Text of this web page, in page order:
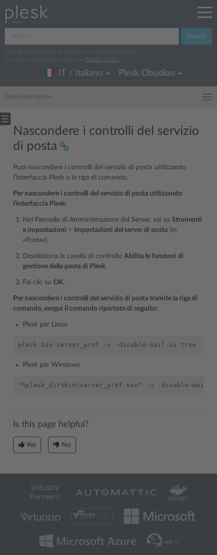
Search
We log search terms to improve our documentation.
For more information, read our
Privacy Policy
IT / Italiano Plesk Obsidian
Documentation
Nascondere i controlli del servizio
di posta
Puoi nascondere i controlli del servizio di posta utilizzando
l’interfaccia Plesk o la riga di comando.
Per nascondere i controlli del servizio di posta utilizzando
l’interfaccia Plesk:
Nel Pannello di Amministrazione del Server, vai su Strumenti
e impostazioni > Impostazioni del server di posta (in
«Posta»).
Deseleziona la casella di controllo Abilita le funzioni di
gestione della posta di Plesk.
Fai clic su OK.
Per nascondere i controlli del servizio di posta tramite la riga di
comando, esegui il comando riportato di seguito:
Plesk per Linux
Plesk per Windows
Is this page helpful?
Yes No
Industry
Partners: